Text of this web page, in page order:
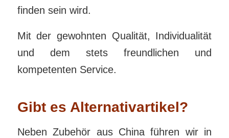
finden sein wird.
Mit der gewohnten Qualität, Individualität
und dem stets freundlichen und
kompetenten Service.
Gibt es Alternativartikel?
Neben Zubehör aus China führen wir in